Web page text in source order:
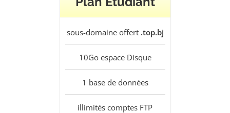
sous-domaine offert .top.bj
10Goespace Disque
1 base de données
illimités comptes FTP